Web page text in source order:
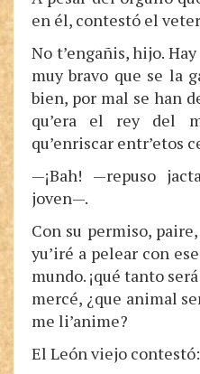
en él, contestó el
No t’engañis, hijo.
muy bravo que se la
bien, por mal se han
qu’era el rey del
qu’enriscar entr’etos
—¡Bah! —repuso
joven—.
Con su permiso,
yu’iré a pelear con
mundo. ¡qué tanto
mercé, ¿que animal
me li’anime?
El León viejo contestó: